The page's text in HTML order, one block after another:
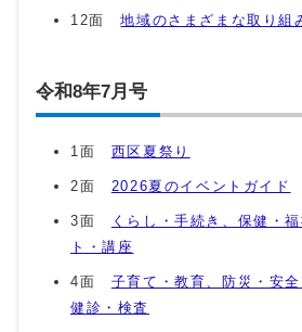
12面地域のさまざまな取り組
令和8年7月号
1面 西区夏祭り
2面 2026夏のイベントガイド
3面
くらし・手続き、保健・
ト・講座
4面 子育て・教育、防災・安
健診・検査